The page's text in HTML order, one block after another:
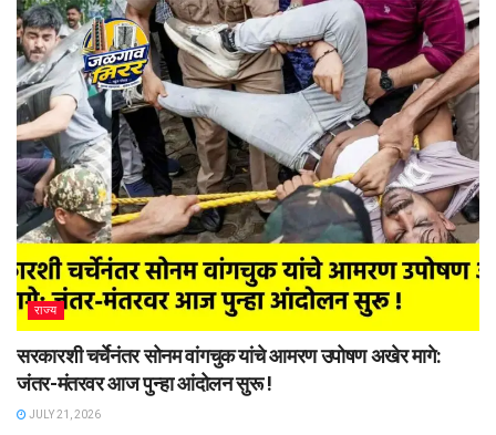
राज्य
सरकारशी चर्चेनंतर सोनम वांगचुक यांचे आमरण उपोषण अखेर मागे:
जंतर-मंतरवर आज पुन्हा आंदोलन सुरू !
JULY 21, 2026